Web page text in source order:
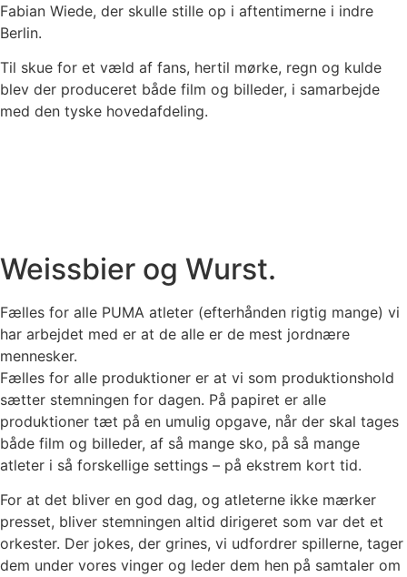
Fabian Wiede, der skulle stille op i aftentimerne i indre
Berlin.
Til skue for et væld af fans, hertil mørke, regn og kulde
blev der produceret både film og billeder, i samarbejde
med den tyske hovedafdeling.
Weissbier og Wurst.
Fælles for alle PUMA atleter (efterhånden rigtig mange) vi
har arbejdet med er at de alle er de mest jordnære
mennesker.
Fælles for alle produktioner er at vi som produktionshold
sætter stemningen for dagen. På papiret er alle
produktioner tæt på en umulig opgave, når der skal tages
både film og billeder, af så mange sko, på så mange
atleter i så forskellige settings – på ekstrem kort tid.
For at det bliver en god dag, og atleterne ikke mærker
presset, bliver stemningen altid dirigeret som var det et
orkester. Der jokes, der grines, vi udfordrer spillerne, tager
dem under vores vinger og leder dem hen på samtaler om